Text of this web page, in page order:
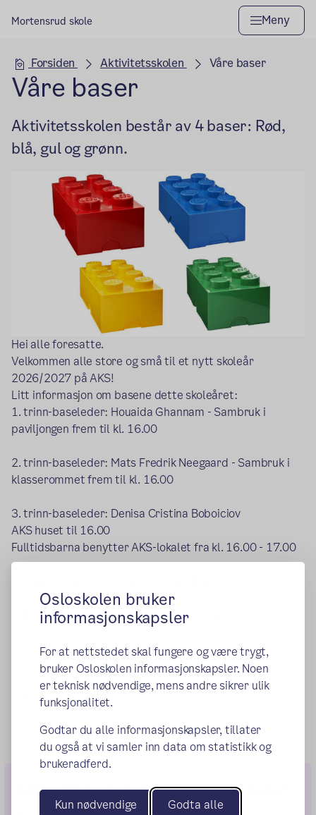
Osloskolen bruker
informasjonskapsler
For at nettstedet skal fungere og være trygt,
bruker Osloskolen informasjonskapsler. Noen
er teknisk nødvendige, mens andre sikrer ulik
funksjonalitet.
Godtar du alle informasjonskapsler, tillater
du også at vi samler inn data om statistikk og
brukeradferd.
Kun nødvendige Godta alle
Mortensrud skole Meny
Hovedseksjon
Forsiden Aktivitetsskolen Våre baser
Våre baser
Aktivitetsskolen består av 4 baser: Rød,
blå, gul og grønn.
Hei alle foresatte.
Velkommen alle store og små til et nytt skoleår
2026/2027 på AKS!
Litt informasjon om basene dette skoleåret:
1. trinn-baseleder: Houaida Ghannam - Sambruk i
paviljongen frem til kl. 16.00
2. trinn-baseleder: Mats Fredrik Neegaard - Sambruk i
klasserommet frem til kl. 16.00
3. trinn-baseleder: Denisa Cristina Boboiciov
AKS huset til 16.00
Fulltidsbarna benytter AKS-lokalet fra kl. 16.00 - 17.00
AKS huset til kl. 16.00
Fulltidsbarna benytter AKS-lokalet fra kl. 16.00- 17.00
Publisert:10.08.2018
Aktivitesskolen består av fire baser: